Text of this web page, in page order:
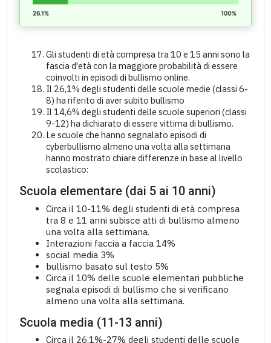
Gli studenti di età compresa tra 10 e 15 anni sono la
fascia d'età con la maggiore probabilità di essere
coinvolti in episodi di bullismo online.
Il 26,1% degli studenti delle scuole medie (classi 6-
8) ha riferito di aver subito bullismo
Il 14,6% degli studenti delle scuole superiori (classi
9-12) ha dichiarato di essere vittima di bullismo.
Le scuole che hanno segnalato episodi di
cyberbullismo almeno una volta alla settimana
hanno mostrato chiare differenze in base al livello
scolastico:
Scuola elementare (dai 5 ai 10 anni)
Circa il 10-11% degli studenti di età compresa
tra 8 e 11 anni subisce atti di bullismo almeno
una volta alla settimana.
Interazioni faccia a faccia 14%
social media 3%
bullismo basato sul testo 5%
Circa il 10% delle scuole elementari pubbliche
segnala episodi di bullismo che si verificano
almeno una volta alla settimana.
Scuola media (11-13 anni)
Circa il 26,1%-27% degli studenti delle scuole